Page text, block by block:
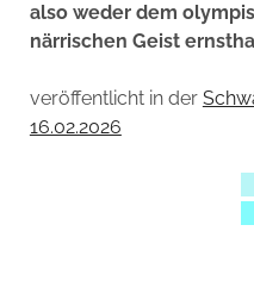
also weder dem
närrischen Geist
veröffentlicht in der
16.02.2026